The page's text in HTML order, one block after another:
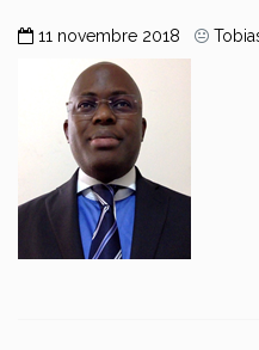
11 novembre 2018